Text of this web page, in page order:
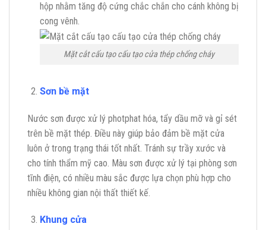
hộp nhằm tăng độ cứng chắc chắn cho cánh không bị
cong vênh.
Mặt cắt cấu tạo cấu tạo cửa thép chống cháy
Sơn bề mặt
Nước sơn được xử lý photphat hóa, tẩy dầu mỡ và gỉ sét
trên bề mặt thép. Điều này giúp bảo đảm bề mặt cửa
luôn ở trong trạng thái tốt nhất. Tránh sự trầy xước và
cho tính thẩm mỹ cao. Màu sơn được xử lý tại phòng sơn
tĩnh điện, có nhiều màu sắc được lựa chọn phù hợp cho
nhiều không gian nội thất thiết kế.
Khung cửa